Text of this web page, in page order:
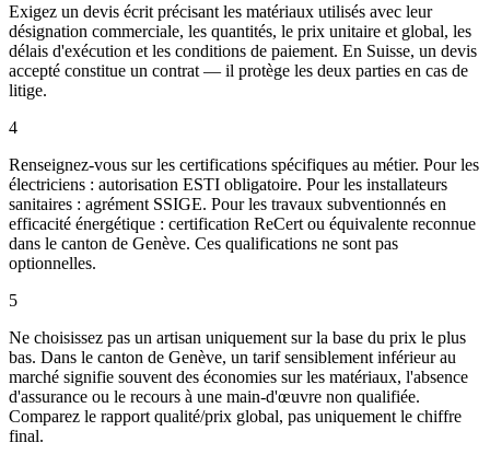
Exigez un devis écrit précisant les matériaux utilisés avec leur
désignation commerciale, les quantités, le prix unitaire et global, les
délais d'exécution et les conditions de paiement. En Suisse, un devis
accepté constitue un contrat — il protège les deux parties en cas de
litige.
4
Renseignez-vous sur les certifications spécifiques au métier. Pour les
électriciens : autorisation ESTI obligatoire. Pour les installateurs
sanitaires : agrément SSIGE. Pour les travaux subventionnés en
efficacité énergétique : certification ReCert ou équivalente reconnue
dans le canton de Genève. Ces qualifications ne sont pas
optionnelles.
5
Ne choisissez pas un artisan uniquement sur la base du prix le plus
bas. Dans le canton de Genève, un tarif sensiblement inférieur au
marché signifie souvent des économies sur les matériaux, l'absence
d'assurance ou le recours à une main-d'œuvre non qualifiée.
Comparez le rapport qualité/prix global, pas uniquement le chiffre
final.